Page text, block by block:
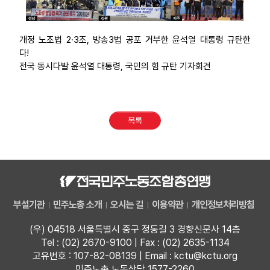
개정 노조법 2·3조, 방송3법 공포 거부한 윤석열 대통령 규탄한
다!
전국 동시다발 윤석열 대통령, 국민의 힘 규탄 기자회견
목록
부설기관 민주노총 소개 오시는 길 이용약관 개인정보처리방침
(우) 04518 서울특별시 중구 정동길 3 경향신문사 14층
Tel : (02) 2670-9100 | Fax : (02) 2635-1134
고유번호 : 107-82-08139 | Email : kctu@kctu.org